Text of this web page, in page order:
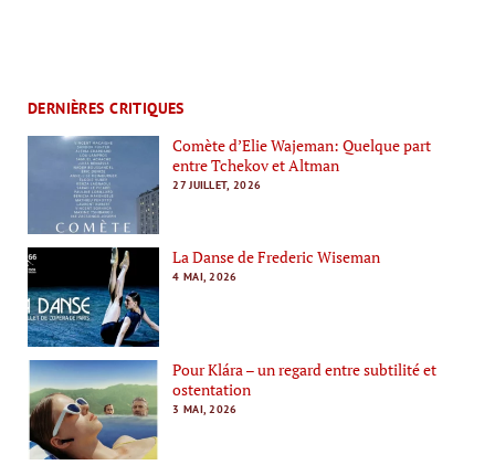
DERNIÈRES CRITIQUES
Comète d’Elie Wajeman: Quelque part
entre Tchekov et Altman
27 JUILLET, 2026
La Danse de Frederic Wiseman
4 MAI, 2026
Pour Klára – un regard entre subtilité et
ostentation
3 MAI, 2026